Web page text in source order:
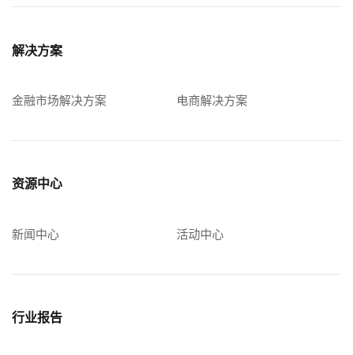
解决方案
金融市场解决方案 电商解决方案
资源中心
新闻中心 活动中心
行业报告